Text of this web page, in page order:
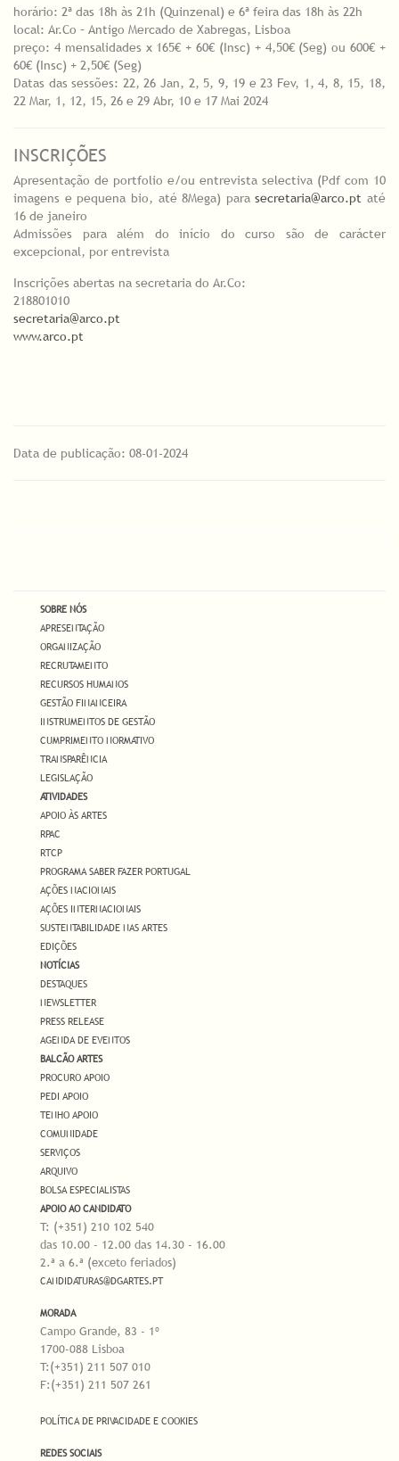
horário: 2ª das 18h às 21h (Quinzenal) e 6ª feira das 18h às 22h
local: Ar.Co – Antigo Mercado de Xabregas, Lisboa
preço: 4 mensalidades x 165€ + 60€ (Insc) + 4,50€ (Seg) ou 600€ +
60€ (Insc) + 2,50€ (Seg)
Datas das sessões: 22, 26 Jan, 2, 5, 9, 19 e 23 Fev, 1, 4, 8, 15, 18,
22 Mar, 1, 12, 15, 26 e 29 Abr, 10 e 17 Mai 2024
INSCRIÇÕES
Apresentação de portfolio e/ou entrevista selectiva (Pdf com 10
imagens e pequena bio, até 8Mega) parasecretaria@arco.pt até
16 de janeiro
Admissões para além do início do curso são de carácter
excepcional, por entrevista
Inscrições abertas na secretaria do Ar.Co:
218801010
secretaria@arco.pt
www.arco.pt
Data de publicação: 08-01-2024
SOBRE NÓS
APRESENTAÇÃO
ORGANIZAÇÃO
RECRUTAMENTO
RECURSOS HUMANOS
GESTÃO FINANCEIRA
INSTRUMENTOS DE GESTÃO
CUMPRIMENTO NORMATIVO
TRANSPARÊNCIA
LEGISLAÇÃO
ATIVIDADES
APOIO ÀS ARTES
RPAC
RTCP
PROGRAMA SABER FAZER PORTUGAL
AÇÕES NACIONAIS
AÇÕES INTERNACIONAIS
SUSTENTABILIDADE NAS ARTES
EDIÇÕES
NOTÍCIAS
DESTAQUES
NEWSLETTER
PRESS RELEASE
AGENDA DE EVENTOS
BALCÃO ARTES
PROCURO APOIO
PEDI APOIO
TENHO APOIO
COMUNIDADE
SERVIÇOS
ARQUIVO
BOLSA ESPECIALISTAS
APOIO AO CANDIDATO
T: (+351) 210 102 540
das 10.00 - 12.00 das 14.30 - 16.00
2.ª a 6.ª (exceto feriados)
CANDIDATURAS@DGARTES.PT
MORADA
Campo Grande, 83 - 1º
1700-088 Lisboa
T:(+351) 211 507 010
F:(+351) 211 507 261
POLÍTICA DE PRIVACIDADE E COOKIES
REDES SOCIAIS